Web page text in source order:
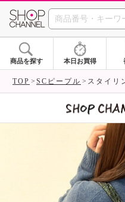
商品を探す 本日お買得
TOP SCピープル スタイリ